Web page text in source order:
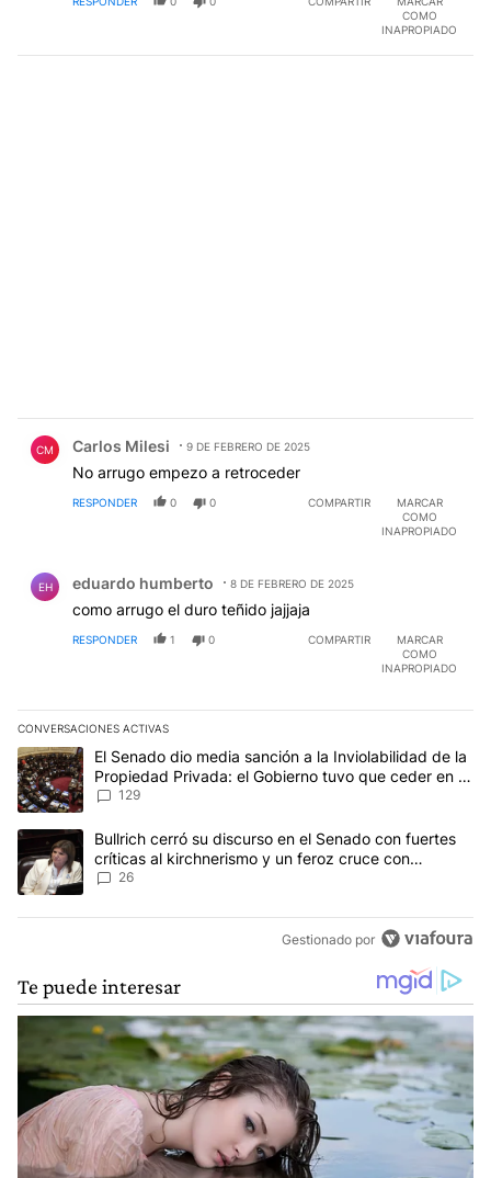
COMO
INAPROPIADO
CM Carlos Milesi 9 DE FEBRERO DE 2025
No arrugo empezo a retroceder
RESPONDER 0 0 COMPARTIR
MARCAR
COMO
INAPROPIADO
EH eduardo humberto 8 DE FEBRERO DE 2025
como arrugo el duro teñido jajjaja
RESPONDER 1 0 COMPARTIR
MARCAR
COMO
INAPROPIADO
CONVERSACIONES ACTIVAS
Este listado muestra los artículos con más comentarios en los
Un artículo de tendencia con el título "El Senado dio media
El Senado dio media sanción a la Inviolabilidad de la
Propiedad Privada: el Gobierno tuvo que ceder en la
Ley del Manejo del Fuego
129
Un artículo de tendencia con el título "Bullrich cerró su discurso
Bullrich cerró su discurso en el Senado con fuertes
críticas al kirchnerismo y un feroz cruce con
Capitanich al que le gritó “¡cállate!”
26
Gestionado por